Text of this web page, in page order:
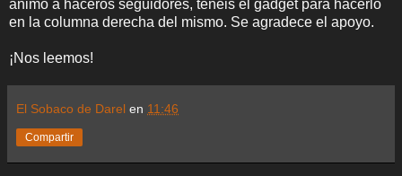
animo a haceros seguidores, tenéis el gadget para hacerlo
en la columna derecha del mismo. Se agradece el apoyo.
¡Nos leemos!
El Sobaco de Darel en 11:46
Compartir